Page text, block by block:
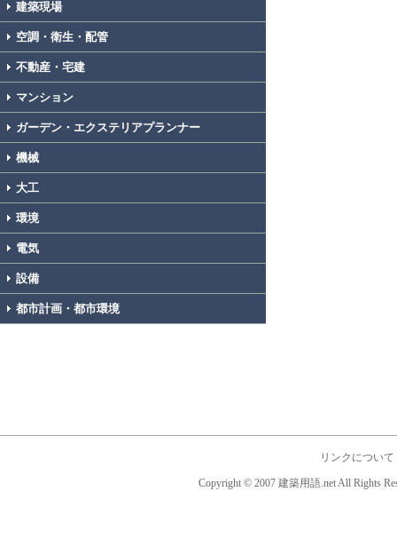
建築現場
空調・衛生・配管
不動産・宅建
マンション
ガーデン・エクステリアプランナー
機械
大工
環境
電気
設備
都市計画・都市環境
リンクについて
Copyright © 2007 建築用語.net All Rights